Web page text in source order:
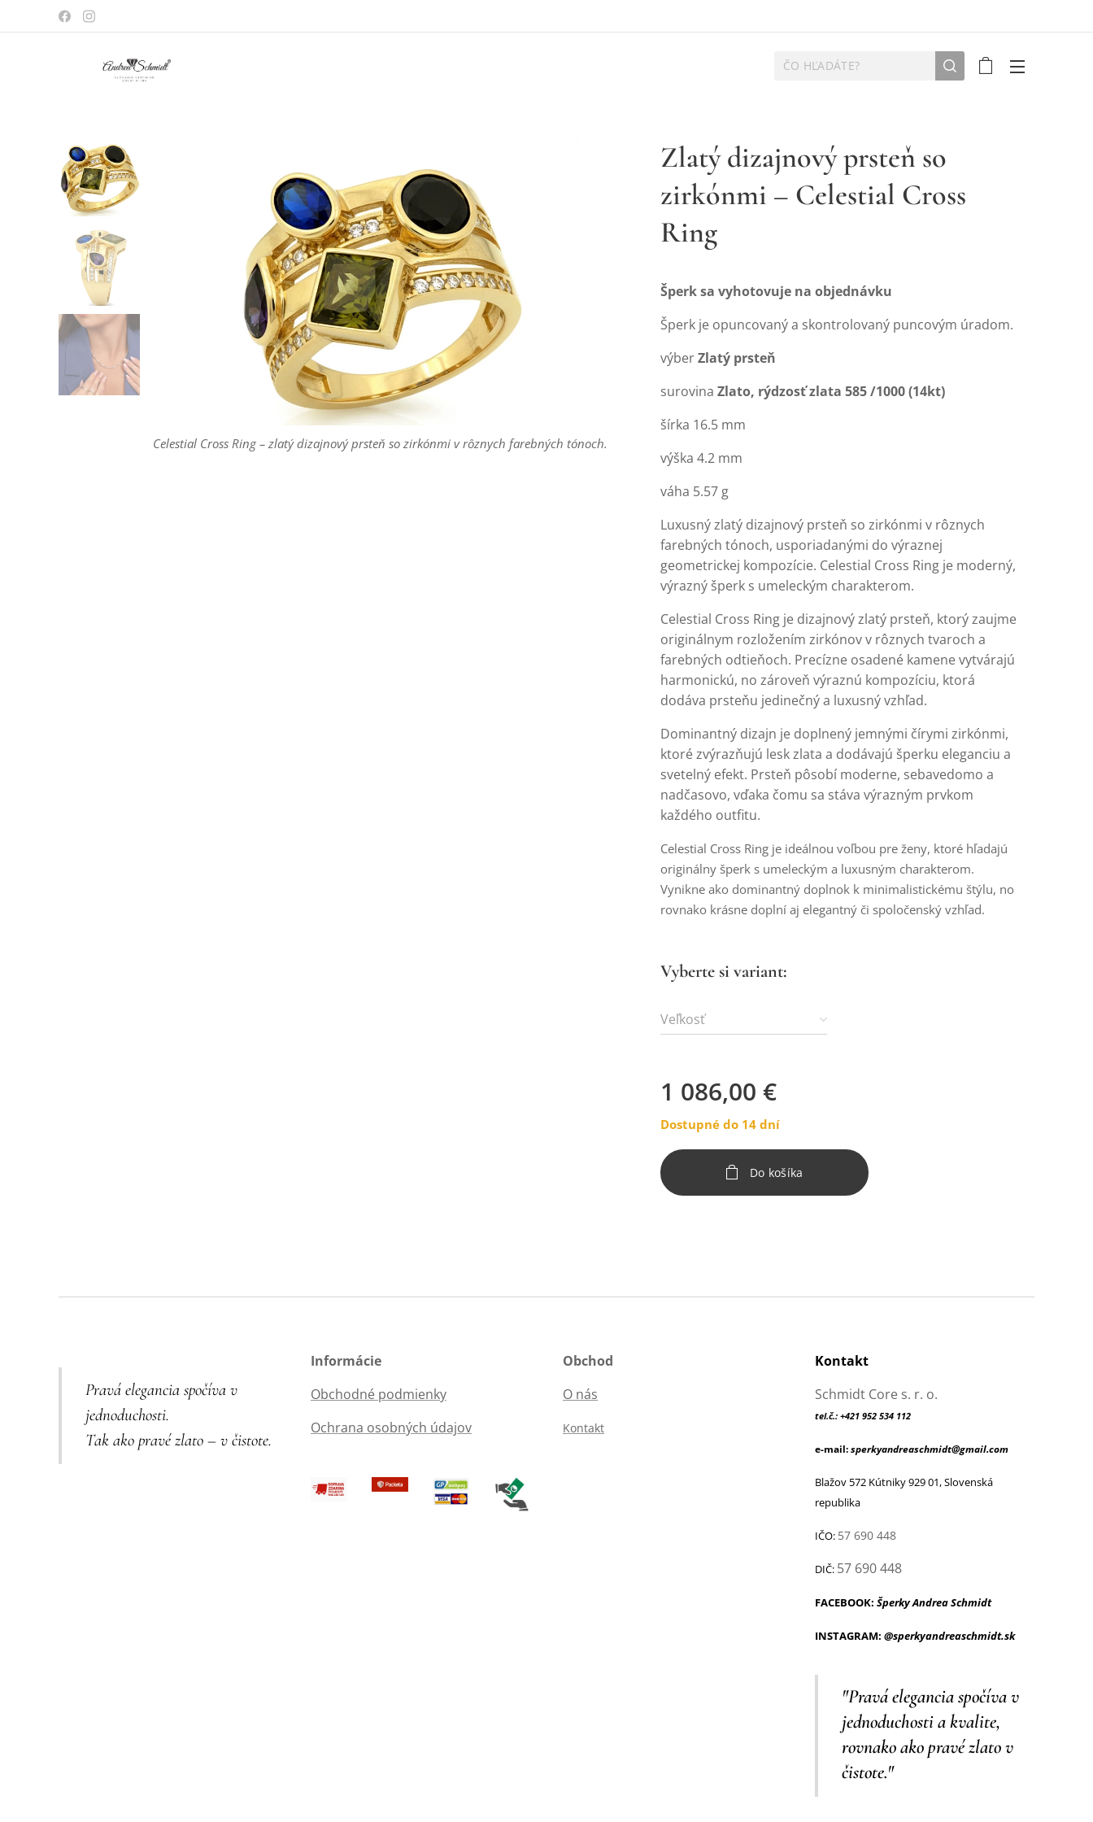
Zlatý dizajnový prsteň so
zirkónmi – Celestial Cross
Ring
Celestial Cross Ring – zlatý dizajnový prsteň so zirkónmi v rôznych farebných tónoch.
Celestial Cross Ring – zlatý dizajnový prsteň so zirkónmi v rôznych farebných tónoch.
Šperk sa vyhotovuje na objednávku
Šperk je opuncovaný a skontrolovaný puncovým úradom.
výberZlatý prsteň
surovina Zlato, rýdzosť zlata 585 /1000 (14kt)
šírka 16.5 mm
výška 4.2 mm
váha 5.57 g
Luxusný zlatý dizajnový prsteň so zirkónmi v rôznych
farebných tónoch, usporiadanými do výraznej
geometrickej kompozície. Celestial Cross Ring je moderný,
výrazný šperk s umeleckým charakterom.
Celestial Cross Ring je dizajnový zlatý prsteň, ktorý zaujme
originálnym rozložením zirkónov v rôznych tvaroch a
farebných odtieňoch. Precízne osadené kamene vytvárajú
harmonickú, no zároveň výraznú kompozíciu, ktorá
dodáva prsteňu jedinečný a luxusný vzhľad.
Dominantný dizajn je doplnený jemnými čírymi zirkónmi,
ktoré zvýrazňujú lesk zlata a dodávajú šperku eleganciu a
svetelný efekt. Prsteň pôsobí moderne, sebavedomo a
nadčasovo, vďaka čomu sa stáva výrazným prvkom
každého outfitu.
Celestial Cross Ring je ideálnou voľbou pre ženy, ktoré hľadajú
originálny šperk s umeleckým a luxusným charakterom.
Vynikne ako dominantný doplnok k minimalistickému štýlu, no
rovnako krásne doplní aj elegantný či spoločenský vzhľad.
Vyberte si variant:
Veľkosť
1 086,00 €
Dostupné do 14 dní
Do košíka
Pravá elegancia spočíva v
jednoduchosti.
Tak ako pravé zlato – v čistote.
Informácie
Obchodné podmienky
Ochrana osobných údajov
Obchod
O nás
Kontakt
Kontakt
Schmidt Core s. r. o.
tel.č.: +421 952 534 112
e-mail: sperkyandreaschmidt@gmail.com
Blažov 572 Kútniky 929 01, Slovenská
republika
IČO: 57 690 448
DIČ: 57 690 448
FACEBOOK: Šperky Andrea Schmidt
INSTAGRAM: @sperkyandreaschmidt.sk
"Pravá elegancia spočíva v
jednoduchosti a kvalite,
rovnako ako pravé zlato v
čistote."